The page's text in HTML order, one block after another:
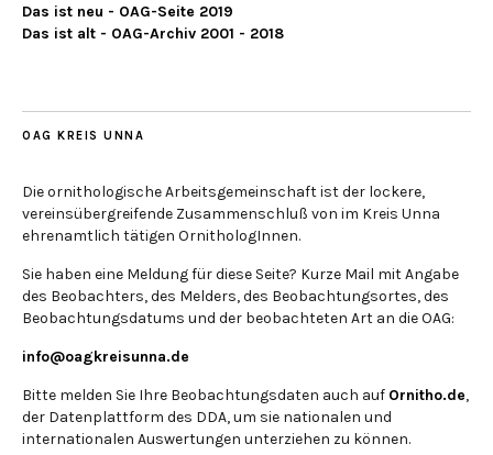
Das ist neu - OAG-Seite 2019
Das ist alt - OAG-Archiv 2001 - 2018
OAG KREIS UNNA
Die ornithologische Arbeitsgemeinschaft ist der lockere,
vereinsübergreifende Zusammenschluß von im Kreis Unna
ehrenamtlich tätigen OrnithologInnen.
Sie haben eine Meldung für diese Seite? Kurze Mail mit Angabe
des Beobachters, des Melders, des Beobachtungsortes, des
Beobachtungsdatums und der beobachteten Art an die OAG:
info@oagkreisunna.de
Bitte melden Sie Ihre Beobachtungsdaten auch auf Ornitho.de,
der Datenplattform des DDA, um sie nationalen und
internationalen Auswertungen unterziehen zu können.